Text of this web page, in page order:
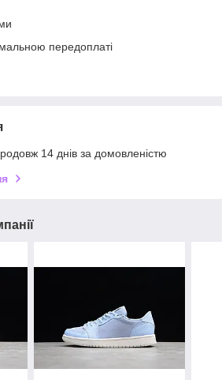
передоплаті
14 днів за домовленістю